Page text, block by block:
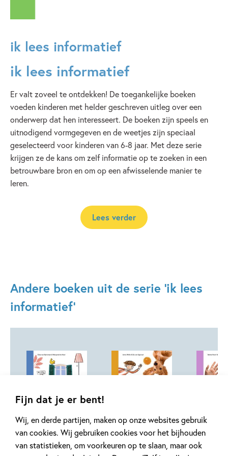
Fijn dat je er bent!
Wij, en derde partijen, maken op onze websites gebruik
van cookies. Wij gebruiken cookies voor het bijhouden
van statistieken, om voorkeuren op te slaan, maar ook
ik lees informatief
ik lees informatief
Er valt zoveel te ontdekken! De toegankelijke boeken
voeden kinderen met helder geschreven uitleg over een
onderwerp dat hen interesseert. De boeken zijn speels en
uitnodigend vormgegeven en de weetjes zijn speciaal
geselecteerd voor kinderen van 6-8 jaar. Met deze serie
krijgen ze de kans om zelf informatie op te zoeken in een
betrouwbare bron en om op een afwisselende manier te
leren.
Lees verder
Andere boeken uit de serie 'ik lees
informatief'
02-11-2026
12,99
Hardcover 12,99
Hardcover 12,99
Hardcover